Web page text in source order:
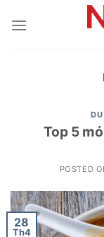
Top 5
POSTED
28
Th4